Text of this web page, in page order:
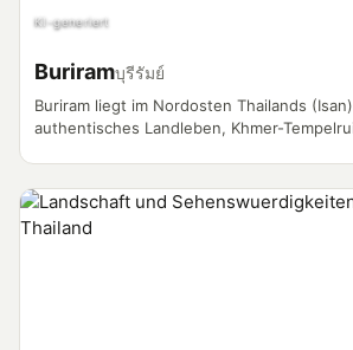
KI-generiert
Buriramบุรีรัมย์
Buriram liegt im Nordosten Thailands
authentisches Landleben, Khmer-